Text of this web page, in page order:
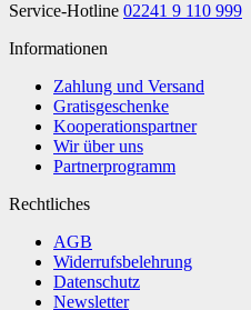
Service-Hotline 02241 9 110 999
Informationen
Zahlung und Versand
Gratisgeschenke
Kooperationspartner
Wir über uns
Partnerprogramm
Rechtliches
AGB
Widerrufsbelehrung
Datenschutz
Newsletter